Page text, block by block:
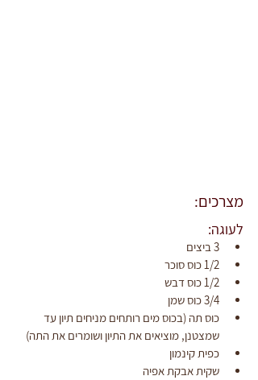
מצרכים:
לעוגה:
3 ביצים
1/2 כוס סוכר
1/2 כוס דבש
3/4 כוס שמן
כוס תה (בכוס מים רותחים מניחים תיון עד
שמצטנן, מוציאים את התיון ושומרים את התה)
כפית קינמון
שקית אבקת אפיה